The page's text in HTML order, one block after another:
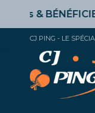
content
BÉNÉFICIEZ* DE
CJ PING - LE